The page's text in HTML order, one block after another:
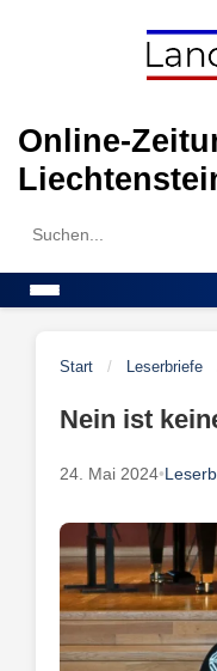
Online-
Search
Start / Leserbriefe
Nein ist
24. Mai 2024•